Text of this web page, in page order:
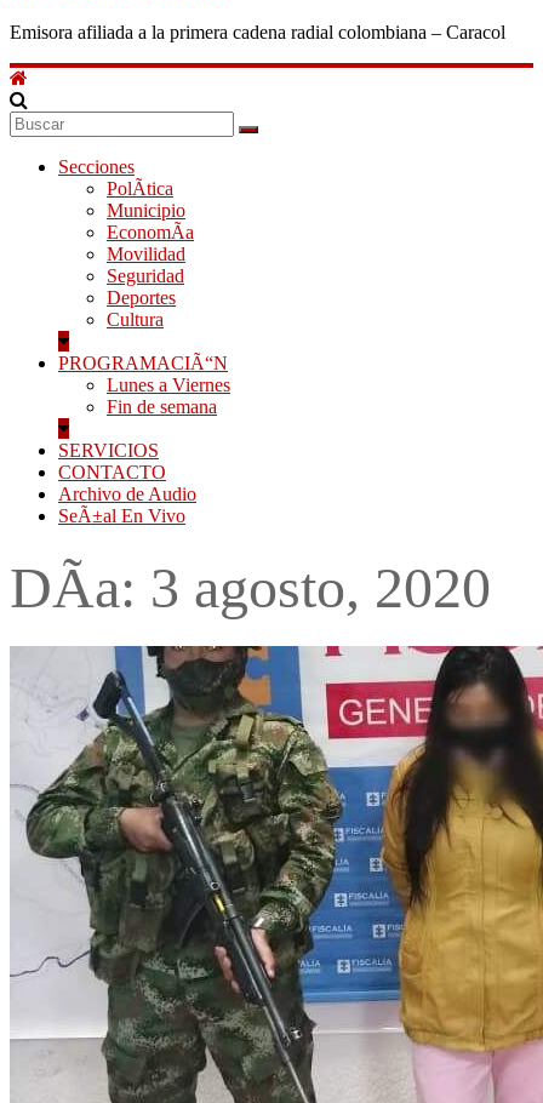
Emisora afiliada a la primera cadena radial colombiana – Caracol
Secciones
PolÃ­tica
Municipio
EconomÃ­a
Movilidad
Seguridad
Deportes
Cultura
PROGRAMACIÃ“N
Lunes a Viernes
Fin de semana
SERVICIOS
CONTACTO
Archivo de Audio
SeÃ±al En Vivo
DÃ­a: 3 agosto, 2020